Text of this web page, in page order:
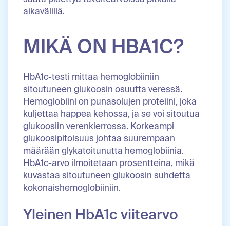
aikavälillä.
MIKÄ ON HBA1C?
HbA1c-testi mittaa hemoglobiiniin
sitoutuneen glukoosin osuutta veressä.
Hemoglobiini on punasolujen proteiini, joka
kuljettaa happea kehossa, ja se voi sitoutua
glukoosiin verenkierrossa. Korkeampi
glukoosipitoisuus johtaa suurempaan
määrään glykatoitunutta hemoglobiinia.
HbA1c-arvo ilmoitetaan prosentteina, mikä
kuvastaa sitoutuneen glukoosin suhdetta
kokonaishemoglobiiniin.
Yleinen HbA1c viitearvo